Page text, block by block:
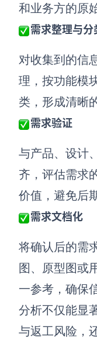
AI生成用户画像
AI生成波士顿矩阵
AI生成安索夫矩阵
AI生成Grow模型
AI生成AARRR模型
模板社区
和业务方的原
需求整理与分
对收集到的信
理，按功能模
类，形成清晰
需求验证
与产品、设计
齐，评估需求
价值，避免后
需求文档化
将确认后的需
图、原型图或
一参考，确保
分析不仅能显
与返工风险，